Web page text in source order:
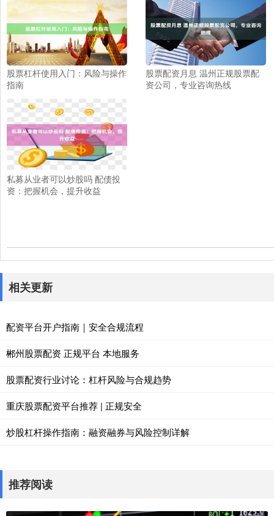
股票杠杆使用入门：风险与操作
指南
股票配资月息 温州正规股票配
资公司，专业咨询热线
私募从业者可以炒股吗 配债投
资：把握机会，提升收益
相关更新
配资平台开户指南｜安全合规流程
郴州股票配资 正规平台 本地服务
股票配资行业讨论：杠杆风险与合规趋势
重庆股票配资平台推荐 | 正规安全
炒股杠杆操作指南：融资融券与风险控制详解
推荐阅读